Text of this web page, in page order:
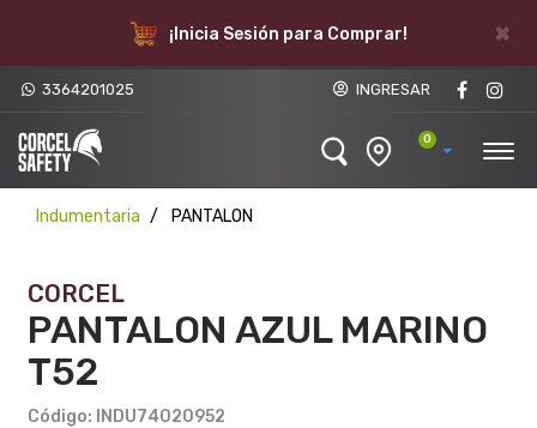
×
¡Inicia Sesión para Comprar!
3364201025 INGRESAR
0
Indumentaria PANTALON
CORCEL
PANTALON AZUL MARINO
T52
Código: INDU74020952